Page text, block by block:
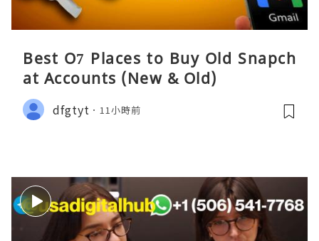
Best O7 Places to Buy Old Snapch
at Accounts (New & Old)
dfgtyt 11小時前